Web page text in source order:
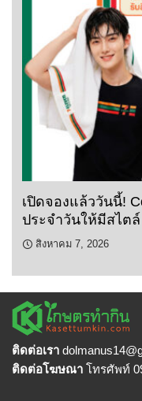
เปิดจองแล้ววันนี้!
ประจำวันให้มีสไต
สิงหาคม 7, 2026
ติดต่อเรา dolmanus14
ติดต่อโฆษณา โทรศัพท์